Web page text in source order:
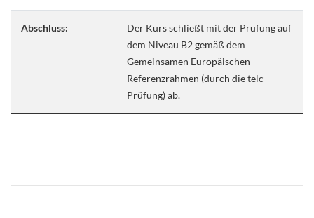
Abschluss:
Der Kurs schließt mit der Prüfung auf
dem Niveau B2 gemäß dem
Gemeinsamen Europäischen
Referenzrahmen (durch die telc-
Prüfung) ab.